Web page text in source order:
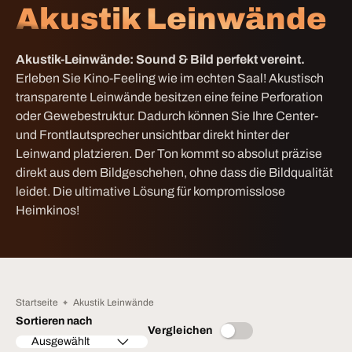
Akustik Leinwände
Akustik-Leinwände: Sound & Bild perfekt vereint.
Erleben Sie Kino-Feeling wie im echten Saal! Akustisch
transparente Leinwände besitzen eine feine Perforation
oder Gewebestruktur. Dadurch können Sie Ihre Center-
und Frontlautsprecher unsichtbar direkt hinter der
Leinwand platzieren. Der Ton kommt so absolut präzise
direkt aus dem Bildgeschehen, ohne dass die Bildqualität
leidet. Die ultimative Lösung für kompromisslose
Heimkinos!
Startseite Akustik Leinwände
Sortieren nach
Ausgewählt
Vergleichen